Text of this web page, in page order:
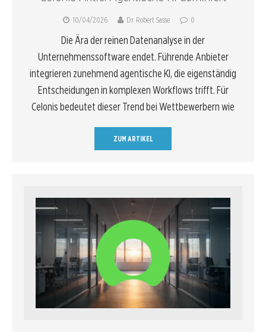
10/04/2026 Dr. Robert Sasse 0
Die Ära der reinen Datenanalyse in der
Unternehmenssoftware endet. Führende Anbieter
integrieren zunehmend agentische KI, die eigenständig
Entscheidungen in komplexen Workflows trifft. Für
Celonis bedeutet dieser Trend bei Wettbewerbern wie
ZUM ARTIKEL